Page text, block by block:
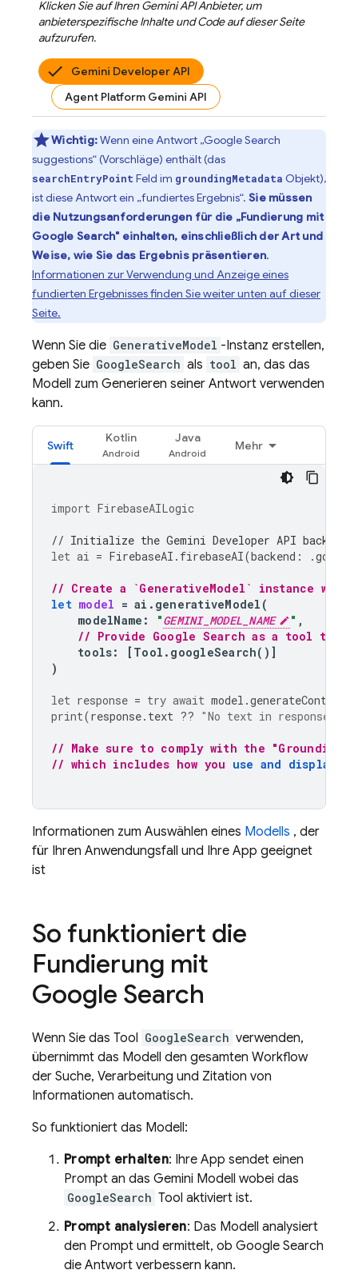
Klicken Sie auf IhrenGemini APIAnbieter, um
anbieterspezifische Inhalte und Code auf dieser Seite
aufzurufen.
Gemini Developer API
Agent Platform Gemini API
Wichtig:Wenn eine Antwort „Google Search
suggestions“ (Vorschläge) enthält (das
searchEntryPoint Feld im groundingMetadata Objekt),
ist diese Antwort ein „fundiertes Ergebnis“. Sie müssen
die Nutzungsanforderungen für die „Fundierung mit
Google Search" einhalten, einschließlich der Art und
Weise, wie Sie das Ergebnis präsentieren.
Informationen zur Verwendung und Anzeige eines
fundierten Ergebnisses finden Sie weiter unten auf dieser
Seite.
Wenn Sie die GenerativeModel -Instanz erstellen,
geben Sie GoogleSearch als tool an, das das
Modell zum Generieren seiner Antwort verwenden
kann.
Swift
Kotlin Java
Mehr
import FirebaseAILogic
// Initialize the Gemini Developer API backend
let ai = FirebaseAI . firebaseAI(backend : .
// Create a `GenerativeModel` instance with
let model = ai . generativeModel (
modelName : "GEMINI_MODEL_NAME " ,
// Provide Google Search as a tool that
tools: [ Tool . googleSearch()]
)
let response = try await model .generateContent
print(response. text ?? "No text in response."
// Make sure to comply with the "Grounding
// which includes how you use and display
Informationen zum Auswählen eines Modells , der
für Ihren Anwendungsfall und Ihre App geeignet
ist
So funktioniert die
Fundierung mit
Google Search
Wenn Sie das Tool GoogleSearch verwenden,
übernimmt das Modell den gesamten Workflow
der Suche, Verarbeitung und Zitation von
Informationen automatisch.
So funktioniert das Modell:
Prompt erhalten: Ihre App sendet einen
Prompt an das Gemini Modell wobei das
GoogleSearch Tool aktiviert ist.
Prompt analysieren: Das Modell analysiert
den Prompt und ermittelt, ob Google Search
die Antwort verbessern kann.